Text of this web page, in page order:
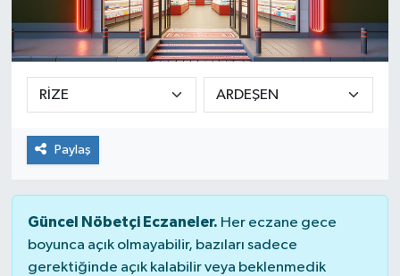
Paylaş
Güncel Nöbetçi Eczaneler. Her eczane gece
boyunca açık olmayabilir, bazıları sadece
gerektiğinde açık kalabilir veya beklenmedik
Yaşam